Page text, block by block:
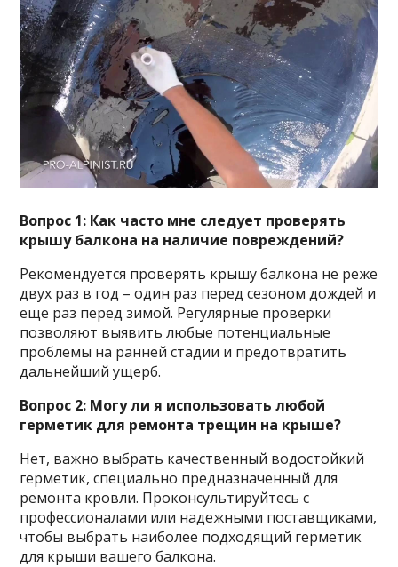
Вопрос 1: Как часто мне следует проверять
крышу балкона на наличие повреждений?
Рекомендуется проверять крышу балкона не реже
двух раз в год – один раз перед сезоном дождей и
еще раз перед зимой. Регулярные проверки
позволяют выявить любые потенциальные
проблемы на ранней стадии и предотвратить
дальнейший ущерб.
Вопрос 2: Могу ли я использовать любой
герметик для ремонта трещин на крыше?
Нет, важно выбрать качественный водостойкий
герметик, специально предназначенный для
ремонта кровли. Проконсультируйтесь с
профессионалами или надежными поставщиками,
чтобы выбрать наиболее подходящий герметик
для крыши вашего балкона.